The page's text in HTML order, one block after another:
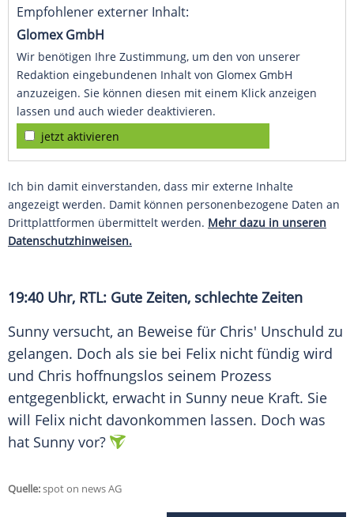
Empfohlener externer Inhalt:
Glomex GmbH
Wir benötigen Ihre Zustimmung, um den von unserer
Redaktion eingebundenen Inhalt von Glomex GmbH
anzuzeigen. Sie können diesen mit einem Klick anzeigen
lassen und auch wieder deaktivieren.
jetzt aktivieren
Ich bin damit einverstanden, dass mir externe Inhalte
angezeigt werden. Damit können personenbezogene Daten an
Drittplattformen übermittelt werden. Mehr dazu in unseren
Datenschutzhinweisen.
19:40 Uhr, RTL: Gute Zeiten, schlechte Zeiten
Sunny versucht, an Beweise für Chris' Unschuld zu
gelangen. Doch als sie bei Felix nicht fündig wird
und Chris hoffnungslos seinem Prozess
entgegenblickt, erwacht in Sunny neue Kraft. Sie
will Felix nicht davonkommen lassen. Doch was
hat Sunny vor?
Quelle:spot on news AG